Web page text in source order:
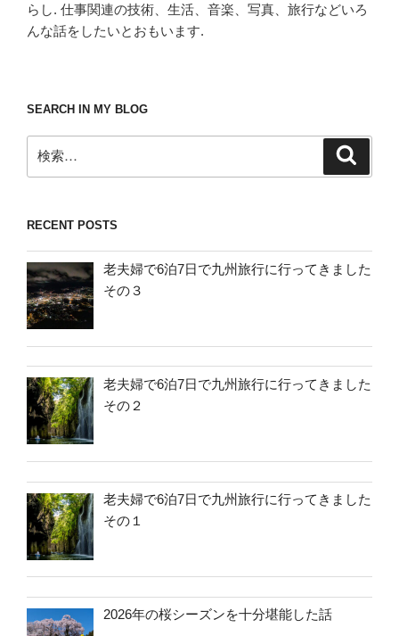
らし. 仕事関連の技術、生活、音楽、写真、旅行などいろ
んな話をしたいとおもいます.
SEARCH IN MY BLOG
索:
RECENT POSTS
老夫婦で6泊7日で九州旅行に行ってきました
その３
老夫婦で6泊7日で九州旅行に行ってきました
その２
老夫婦で6泊7日で九州旅行に行ってきました
その１
2026年の桜シーズンを十分堪能した話